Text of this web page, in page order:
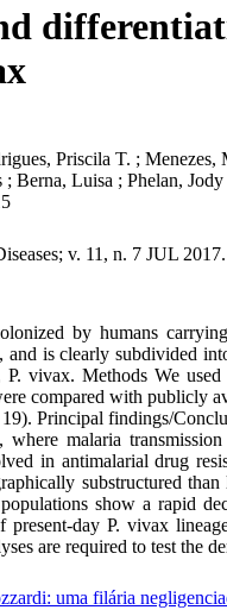
Priscila T. ;
Berna, Luisa ; Phelan,
v. 11, n. 7 JUL 2017.
by humans
is clearly subdivided
vivax. Methods We
compared with publicly
Principal findings/
malaria
in antimalarial drug
substructured
show a rapid
day P. vivax
are required to test the
uma filária